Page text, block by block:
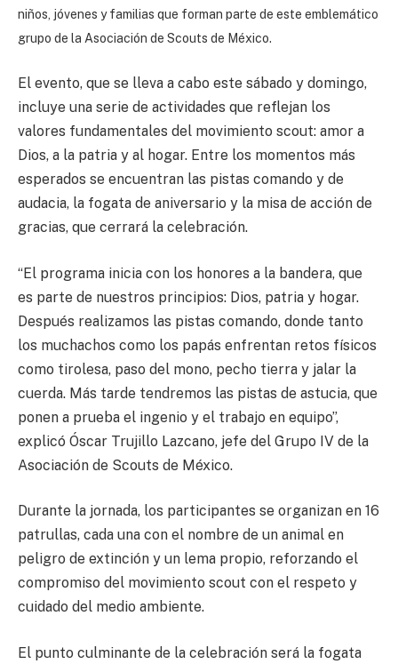
niños, jóvenes y familias que forman parte de este emblemático
grupo de la Asociación de Scouts de México.
El evento, que se lleva a cabo este sábado y domingo,
incluye una serie de actividades que reflejan los
valores fundamentales del movimiento scout: amor a
Dios, a la patria y al hogar. Entre los momentos más
esperados se encuentran las pistas comando y de
audacia, la fogata de aniversario y la misa de acción de
gracias, que cerrará la celebración.
“El programa inicia con los honores a la bandera, que
es parte de nuestros principios: Dios, patria y hogar.
Después realizamos las pistas comando, donde tanto
los muchachos como los papás enfrentan retos físicos
como tirolesa, paso del mono, pecho tierra y jalar la
cuerda. Más tarde tendremos las pistas de astucia, que
ponen a prueba el ingenio y el trabajo en equipo”,
explicó Óscar Trujillo Lazcano, jefe del Grupo IV de la
Asociación de Scouts de México.
Durante la jornada, los participantes se organizan en 16
patrullas, cada una con el nombre de un animal en
peligro de extinción y un lema propio, reforzando el
compromiso del movimiento scout con el respeto y
cuidado del medio ambiente.
El punto culminante de la celebración será la fogata